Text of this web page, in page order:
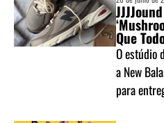
Que
O estúdio
a New
para